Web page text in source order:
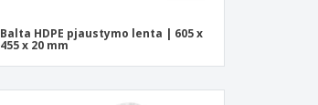
Balta HDPE pjaustymo lenta | 605 x
455 x 20 mm